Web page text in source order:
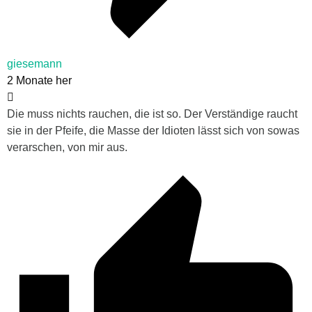
giesemann
2 Monate her
Die muss nichts rauchen, die ist so. Der Verständige raucht
sie in der Pfeife, die Masse der Idioten lässt sich von sowas
verarschen, von mir aus.